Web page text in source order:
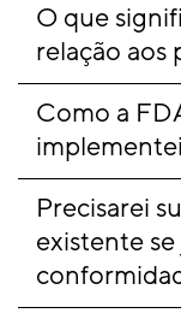
O que
relação aos
Como a
Precisarei
existente